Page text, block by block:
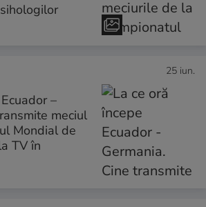
25 iun.
–
meciul
Mondial de
TV în